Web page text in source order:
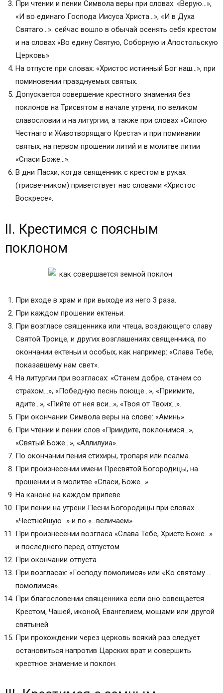
При чтении и пении Символа веры при словах: «Верую…»,
«И во единаго Господа Иисуса Христа…», «И в Духа
Святаго…». сейчас вошло в обычай осенять себя крестом
и на словах «Во едину Святую, Соборную и Апостольскую
Церковь»
На отпусте при словах: «Христос истинный Бог наш…», при
поминовении празднуемых святых.
Допускается совершение крестного знамения без
поклонов на Трисвятом в начале утрени, по великом
славословии и на литургии, а также при словах «Силою
Честнаго и Животворящаго Креста» и при поминании
святых, на первом прошении литий и в молитве литии
«Спаси Боже…».
В дни Пасхи, когда священник с крестом в руках
(трисвечником) приветствует нас словами «Христос
Воскресе».
II. Крестимся с поясным
поклоном
При входе в храм и при выходе из него 3 раза.
При каждом прошении ектеньи.
При возгласе священника или чтеца, воздающего славу
Святой Троице, и других возглашениях священника, по
окончании ектеньи и особых, как например: «Слава Тебе,
показавшему нам свет».
На литургии при возгласах: «Станем добре, станем со
страхом…», «Победную песнь поюще…», «Приимите,
ядите…», «Пийте от нея вси…», «Твоя от Твоих…».
При окончании Символа веры на слове: «Аминь».
При чтении и пении слов «Приидите, поклонимся…»,
«Святый Боже…», «Аллилуиа».
По окончании пения стихиры, тропаря или псалма.
При произнесении имени Пресвятой Богородицы, на
прошении и в молитве «Спаси, Боже…».
На каноне на каждом припеве.
При пении на утрени Песни Богородицы при словах
«Честнейшую…» и по «…величаем».
При произнесении возгласа «Слава Тебе, Христе Боже…»
и последнего перед отпустом.
При окончании отпуста.
При возгласах: «Господу помолимся» или «Ко святому …
помолимся».
При благословении священника если оно совещается
Крестом, Чашей, иконой, Евангелием, мощами или другой
святыней.
При прохождении через церковь всякий раз следует
остановиться напротив Царских врат и совершить
крестное знамение и поклон.